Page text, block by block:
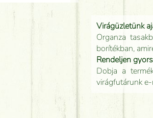
Virágüzletünk
Organza
borítékban,
Rendeljen
Dobja a
virágfutárunk